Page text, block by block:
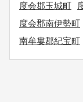
度会郡玉城町
度会郡南伊勢町
南牟婁郡紀宝町